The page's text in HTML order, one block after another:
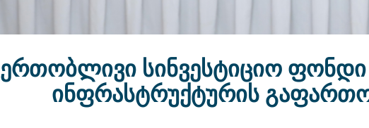
ერთობლივი სინვესტიციო ფონდი
ინფრასტრუქტურის